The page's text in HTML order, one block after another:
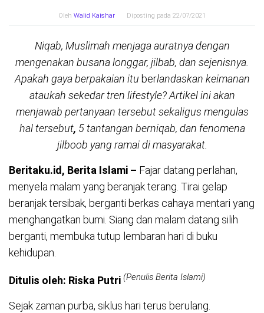
Oleh Walid Kaishar Diposting pada 22/07/2021
Niqab, Muslimah menjaga auratnya dengan
mengenakan busana longgar, jilbab, dan sejenisnya.
Apakah gaya berpakaian itu berlandaskan keimanan
ataukah sekedar tren lifestyle? Artikel ini akan
menjawab pertanyaan tersebut sekaligus mengulas
hal tersebut, 5 tantangan berniqab, dan fenomena
jilboob yang ramai di masyarakat.
Beritaku.id, Berita Islami – Fajar datang perlahan,
menyela malam yang beranjak terang. Tirai gelap
beranjak tersibak, berganti berkas cahaya mentari yang
menghangatkan bumi. Siang dan malam datang silih
berganti, membuka tutup lembaran hari di buku
kehidupan.
Ditulis oleh: Riska Putri (Penulis Berita Islami)
Sejak zaman purba, siklus hari terus berulang.